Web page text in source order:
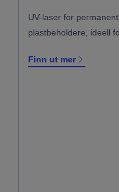
UV-laser for
plastbeholdere, ideell
Finn ut mer